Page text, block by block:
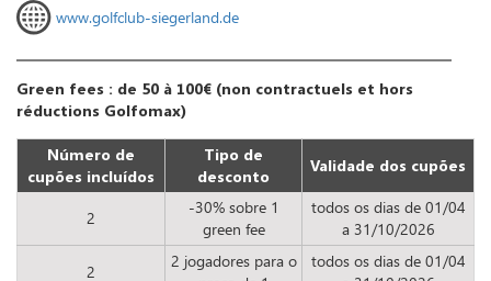
www.golfclub-siegerland.de
Green fees : de 50 à 100€ (non contractuels et hors
réductions Golfomax)
Número de
cupões incluídos
Tipo de
desconto
Validade dos cupões
2
-30% sobre 1
green fee
todos os dias de 01/04
a 31/10/2026
2
2 jogadores para o
todos os dias de 01/04